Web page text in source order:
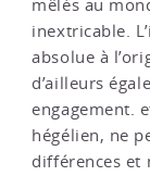
mêlés au
inextricable.
absolue à
d’ailleurs
engagement.
hégélien, ne
différences et